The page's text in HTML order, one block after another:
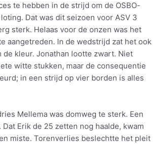
te hebben in de strijd om de OSBO-
Dat was dit seizoen voor ASV 3
sterk. Helaas voor de onzen was het
aangetreden. In de wedstrijd zat het ook
kleur. Jonathan lootte zwart. Niet
witte stukken, maar de consequentie
in een strijd op vier borden is alles
Mellema was domweg te sterk. Een
Erik de 25 zetten nog haalde, kwam
miste. Torenverlies beslechtte het pleit